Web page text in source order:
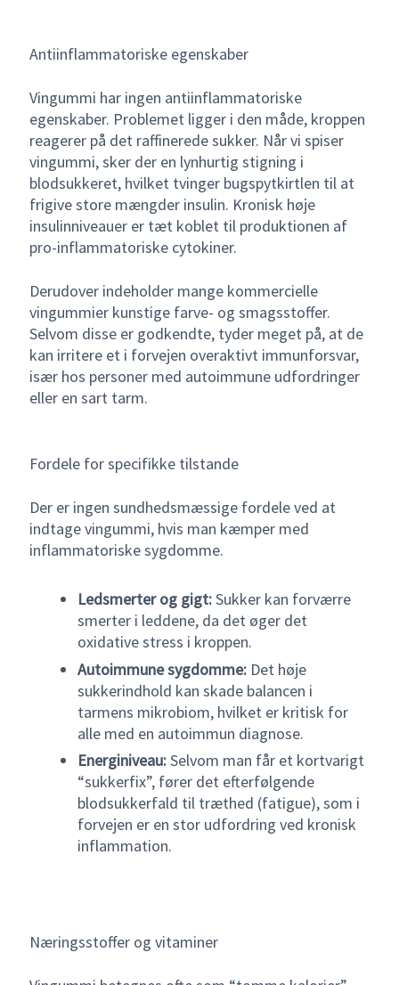
Antiinflammatoriske egenskaber
Vingummi har ingen antiinflammatoriske
egenskaber. Problemet ligger i den måde, kroppen
reagerer på det raffinerede sukker. Når vi spiser
vingummi, sker der en lynhurtig stigning i
blodsukkeret, hvilket tvinger bugspytkirtlen til at
frigive store mængder insulin. Kronisk høje
insulinniveauer er tæt koblet til produktionen af
pro-inflammatoriske cytokiner.
Derudover indeholder mange kommercielle
vingummier kunstige farve- og smagsstoffer.
Selvom disse er godkendte, tyder meget på, at de
kan irritere et i forvejen overaktivt immunforsvar,
især hos personer med autoimmune udfordringer
eller en sart tarm.
Fordele for specifikke tilstande
Der er ingen sundhedsmæssige fordele ved at
indtage vingummi, hvis man kæmper med
inflammatoriske sygdomme.
Ledsmerter og gigt:Sukker kan forværre
smerter i leddene, da det øger det
oxidative stress i kroppen.
Autoimmune sygdomme:Det høje
sukkerindhold kan skade balancen i
tarmens mikrobiom, hvilket er kritisk for
alle med en autoimmun diagnose.
Energiniveau:Selvom man får et kortvarigt
“sukkerfix”, fører det efterfølgende
blodsukkerfald til træthed (fatigue), som i
forvejen er en stor udfordring ved kronisk
inflammation.
Næringsstoffer og vitaminer